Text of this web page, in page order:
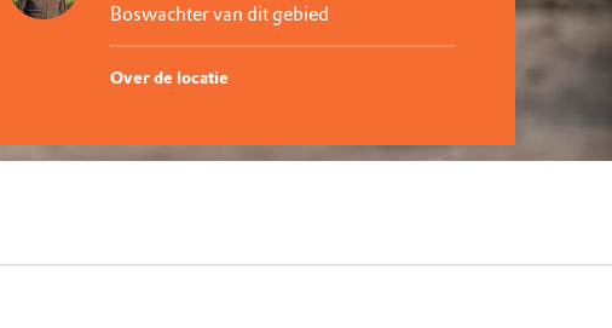
Boswachter van dit gebied
Over de locatie